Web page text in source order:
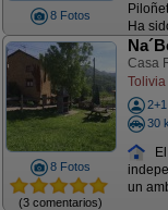
8 Fotos
Ha
8 Fotos
(3 comentarios)
Casa
30
un